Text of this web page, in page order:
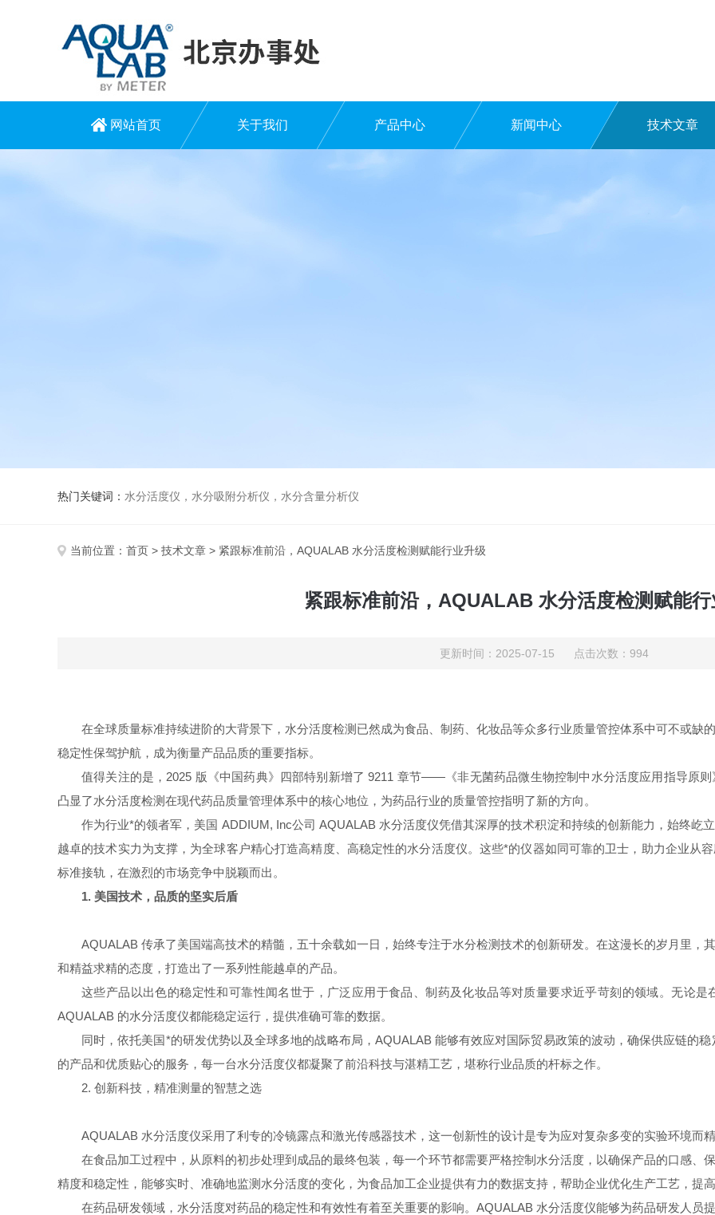
网站首页 关于我们 产品中心 新闻中心 技术文章
热门关键词： 水分活度仪，水分吸附分析仪，水分含量分析仪
当前位置： 首页 > 技术文章 > 紧跟标准前沿，AQUALAB 水分活度检测赋能行业升级
紧跟标准前沿，AQUALAB 水分活度检测赋能
更新时间：2025-07-15 点击次数：994
在全球质量标准持续进阶的大背景下，水分活度检测已然成为食品、制药、化妆品等众多行业质量管控体系中可不或缺
稳定性保驾护航，成为衡量产品品质的重要指标。
值得关注的是， 2025 版《中国药典》四部特别新增了 9211 章节——《非无菌药品微生物控制中水分活度应用指导原
凸显了水分活度检测在现代药品质量管理体系中的核心地位，为药品行业的质量管控指明了新的方向。
作为行业*的领者军，美国 ADDIUM, Inc公司 AQUALAB 水分活度仪凭借其深厚的技术积淀和持续的创新能力，始终屹
越卓的技术实力为支撑，为全球客户精心打造高精度、高稳定性的水分活度仪。这些*的仪器如同可靠的卫士，助力企业从
标准接轨，在激烈的市场竞争中脱颖而出。
1. 美国技术，品质的坚实后盾
AQUALAB 传承了美国端高技术的精髓，五十余载如一日，始终专注于水分检测技术的创新研发。在这漫长的岁月里，
和精益求精的态度，打造出了一系列性能越卓的产品。
这些产品以出色的稳定性和可靠性闻名世于，广泛应用于食品、制药及化妆品等对质量要求近乎苛刻的领域。无论
AQUALAB 的水分活度仪都能稳定运行，提供准确可靠的数据。
同时，依托美国*的研发优势以及全球多地的战略布局， AQUALAB 能够有效应对国际贸易政策的波动，确保供应链的
的产品和优质贴心的服务，每一台水分活度仪都凝聚了前沿科技与湛精工艺，堪称行业品质的杆标之作。
2. 创新科技，精准测量的智慧之选
AQUALAB 水分活度仪采用了利专的冷镜露点和激光传感器技术，这一创新性的设计是专为应对复杂多变的实验环境而
在食品加工过程中，从原料的初步处理到成品的最终包装，每一个环节都需要严格控制水分活度，以确保产品的口感、
精度和稳定性，能够实时、准确地监测水分活度的变化，为食品加工企业提供有力的数据支持，帮助企业优化生产工艺，提
在药品研发领域，水分活度对药品的稳定性和有效性有着至关重要的影响。 AQUALAB 水分活度仪能够为药品研发人员